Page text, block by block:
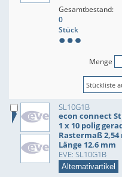
Gesamtbestand:
0
Stück
Menge
SL10G1B
econ connect
1 x 10 polig
Rastermaß 2,54
Länge 12,6 mm
EVE: SL10G1B
Alternativartikel